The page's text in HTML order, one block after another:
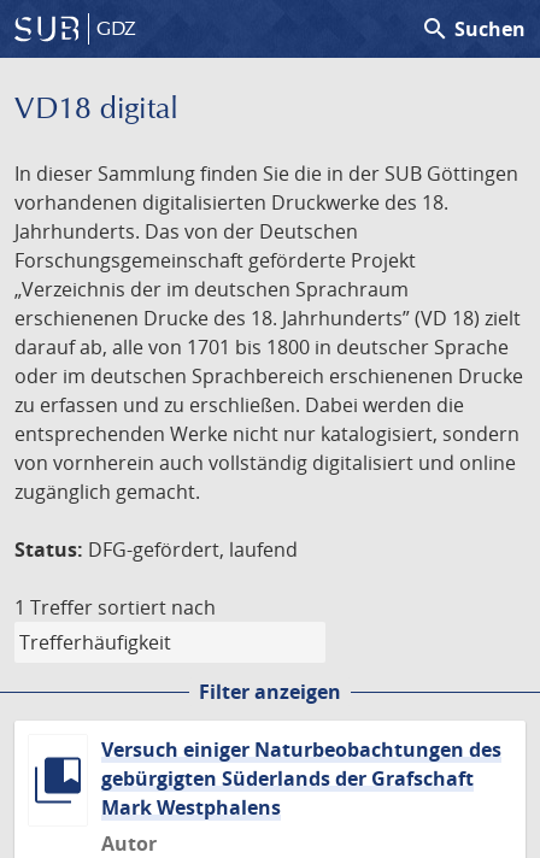
GDZ search Suchen
VD18 digital
In dieser Sammlung finden Sie die in der SUB Göttingen
vorhandenen digitalisierten Druckwerke des 18.
Jahrhunderts. Das von der Deutschen
Forschungsgemeinschaft geförderte Projekt
„Verzeichnis der im deutschen Sprachraum
erschienenen Drucke des 18. Jahrhunderts” (VD 18) zielt
darauf ab, alle von 1701 bis 1800 in deutscher Sprache
oder im deutschen Sprachbereich erschienenen Drucke
zu erfassen und zu erschließen. Dabei werden die
entsprechenden Werke nicht nur katalogisiert, sondern
von vornherein auch vollständig digitalisiert und online
zugänglich gemacht.
Status: DFG-gefördert, laufend
1 Treffer sortiert nach
Filter anzeigen
Versuch einiger Naturbeobachtungen des
gebürgigten Süderlands der Grafschaft
Mark Westphalens
Autor